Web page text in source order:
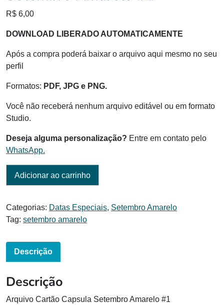
R$ 6,00
DOWNLOAD LIBERADO AUTOMATICAMENTE
Após a compra poderá baixar o arquivo aqui mesmo no seu
perfil
Formatos: PDF, JPG e PNG.
Você não receberá nenhum arquivo editável ou em formato
Studio.
Deseja alguma personalização? Entre em contato pelo
WhatsApp.
Adicionar ao carrinho
Categorias: Datas Especiais, Setembro Amarelo
Tag: setembro amarelo
Descrição
Descrição
Arquivo Cartão Capsula Setembro Amarelo #1